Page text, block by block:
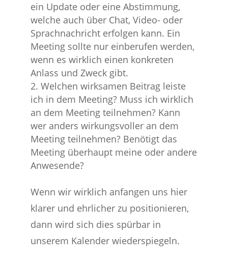
ein Update oder eine Abstimmung,
welche auch über Chat, Video- oder
Sprachnachricht erfolgen kann. Ein
Meeting sollte nur einberufen werden,
wenn es wirklich einen konkreten
Anlass und Zweck gibt.
Welchen wirksamen Beitrag leiste
ich in dem Meeting? Muss ich wirklich
an dem Meeting teilnehmen? Kann
wer anders wirkungsvoller an dem
Meeting teilnehmen? Benötigt das
Meeting überhaupt meine oder andere
Anwesende?
Wenn wir wirklich anfangen uns hier
klarer und ehrlicher zu positionieren,
dann wird sich dies spürbar in
unserem Kalender wiederspiegeln.